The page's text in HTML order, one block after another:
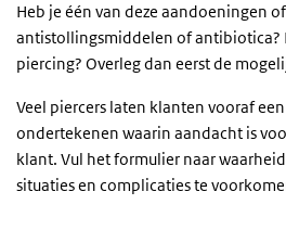
Heb je één van deze aandoeningen
antistollingsmiddelen of antibiotica?
piercing? Overleg dan eerst de
Veel piercers laten klanten vooraf
ondertekenen waarin aandacht is
klant. Vul het formulier naar
situaties en complicaties te